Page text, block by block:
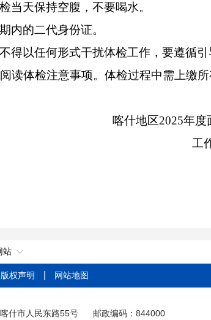
当天保持空腹，不要喝水。
内的二代身份证。
得以任何形式干扰体检工作，要遵循
读体检注意事项。体检过程中需上缴
喀什地区2025年度
站
版权声明 网站地图
什市人民东路55号 邮政编码：844000